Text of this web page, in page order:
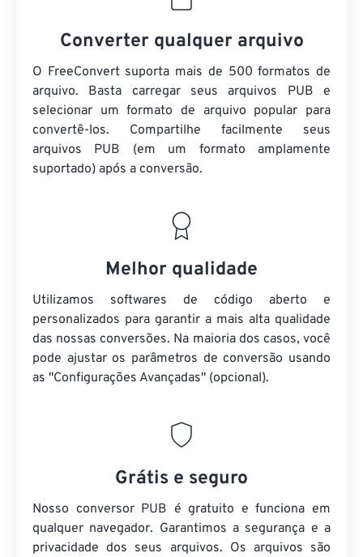
Converter qualquer arquivo
O FreeConvert suporta mais de 500 formatos de
arquivo. Basta carregar seus arquivos PUB e
selecionar um formato de arquivo popular para
convertê-los. Compartilhe facilmente seus
arquivos PUB (em um formato amplamente
suportado) após a conversão.
Melhor qualidade
Utilizamos softwares de código aberto e
personalizados para garantir a mais alta qualidade
das nossas conversões. Na maioria dos casos, você
pode ajustar os parâmetros de conversão usando
as "Configurações Avançadas" (opcional).
Grátis e seguro
Nosso conversor PUB é gratuito e funciona em
qualquer navegador. Garantimos a segurança e a
privacidade dos seus arquivos. Os arquivos são